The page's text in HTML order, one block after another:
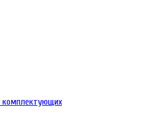
комплектующих